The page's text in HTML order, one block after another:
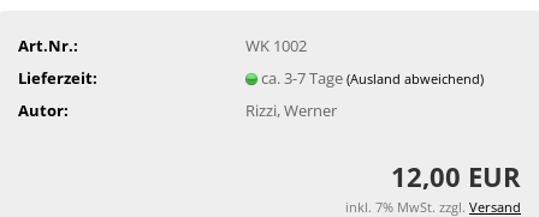
Art.Nr.:
WK 1002
Lieferzeit:
ca. 3-7 Tage(Ausland abweichend)
Autor: Rizzi, Werner
12,00 EUR
inkl. 7% MwSt. zzgl. Versand